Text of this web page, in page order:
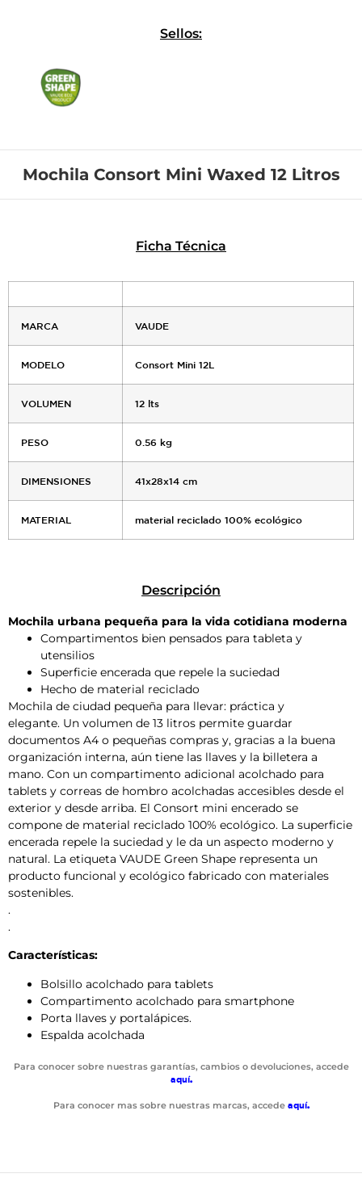
Sellos:
Mochila Consort Mini Waxed 12 Litros
Ficha Técnica
MARCA VAUDE
MODELO Consort Mini 12L
VOLUMEN 12 lts
PESO 0.56 kg
DIMENSIONES 41x28x14 cm
MATERIAL material reciclado 100% ecológico
Descripción
Mochila urbana pequeña para la vida cotidiana moderna
Compartimentos bien pensados ​​para tableta y
utensilios
Superficie encerada que repele la suciedad
Hecho de material reciclado
Mochila de ciudad pequeña para llevar: práctica y
elegante. Un volumen de 13 litros permite guardar
documentos A4 o pequeñas compras y, gracias a la buena
organización interna, aún tiene las llaves y la billetera a
mano. Con un compartimento adicional acolchado para
tablets y correas de hombro acolchadas accesibles desde el
exterior y desde arriba. El Consort mini encerado se
compone de material reciclado 100% ecológico. La superficie
encerada repele la suciedad y le da un aspecto moderno y
natural. La etiqueta VAUDE Green Shape representa un
producto funcional y ecológico fabricado con materiales
sostenibles.
.
.
Características:
Bolsillo acolchado para tablets
Compartimento acolchado para smartphone
Porta llaves y portalápices.
Espalda acolchada
Para conocer sobre nuestras garantías, cambios o devoluciones, accede
aquí.
Para conocer mas sobre nuestras marcas, accede aquí.